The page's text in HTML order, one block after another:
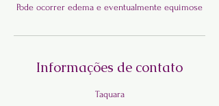
Informações de contato
Taquara